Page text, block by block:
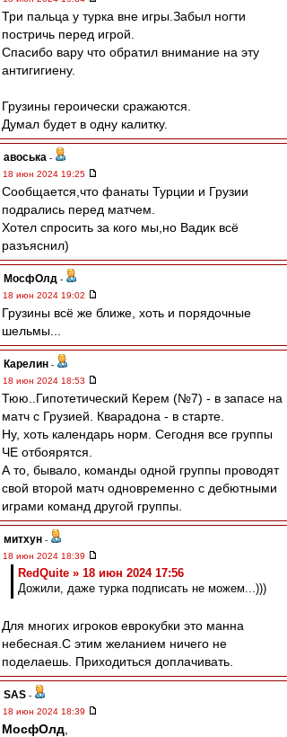
Три пальца у турка вне игры.Забыл ногти
постричь перед игрой.
Спасибо вару что обратил внимание на эту
антигигиену.
Грузины героически сражаются.
Думал будет в одну калитку.
авоська -
18 июн 2024 19:25
Сообщается,что фанаты Турции и Грузии
подрались перед матчем.
Хотел спросить за кого мы,но Вадик всё
разъяснил)
МосфОлд -
18 июн 2024 19:02
Грузины всё же ближе, хоть и порядочные
шельмы...
Карелин -
18 июн 2024 18:53
Тюю..Гипотетический Керем (№7) - в запасе на
матч с Грузией. Кварадона - в старте.
Ну, хоть календарь норм. Сегодня все группы
ЧЕ отбоярятся.
А то, бывало, команды одной группы проводят
свой второй матч одновременно с дебютными
играми команд другой группы.
митхун -
18 июн 2024 18:39
RedQuite » 18 июн 2024 17:56
Дожили, даже турка подписать не можем...)))
Для многих игроков еврокубки это манна
небесная.С этим желанием ничего не
поделаешь. Приходиться доплачивать.
SAS -
18 июн 2024 18:39
МосфОлд